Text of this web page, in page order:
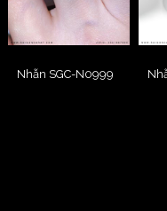
Nhẫn SGC-N0999